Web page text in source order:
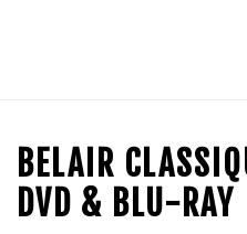
BELAIR
DVD & BLU-RAY